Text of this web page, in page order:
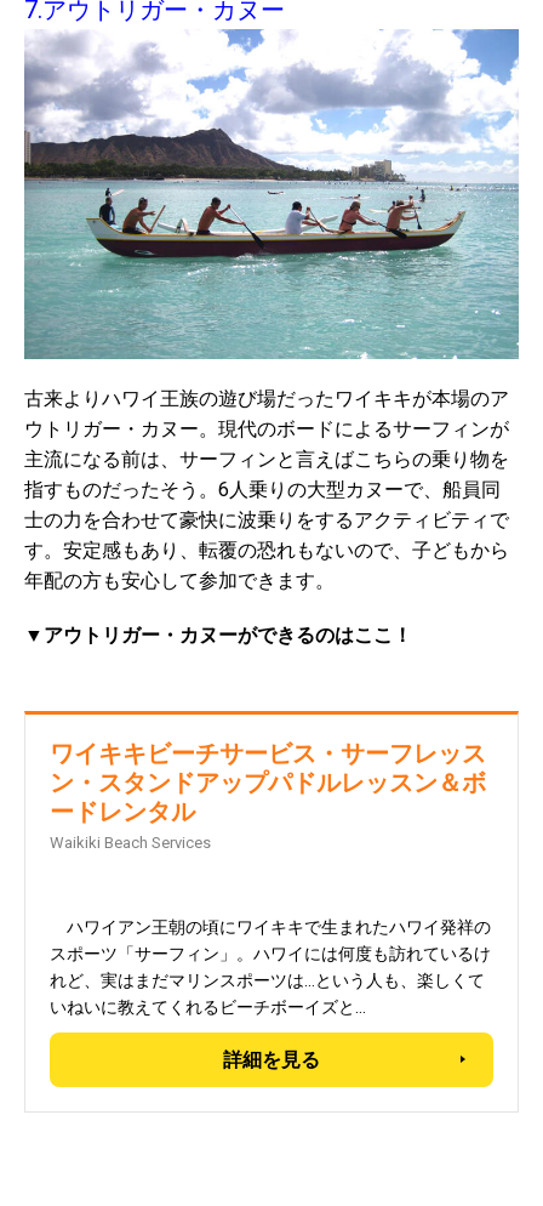
7.アウトリガー・カヌー
古来よりハワイ王族の遊び場だったワイキキが本場のア
ウトリガー・カヌー。現代のボードによるサーフィンが
主流になる前は、サーフィンと言えばこちらの乗り物を
指すものだったそう。6人乗りの大型カヌーで、船員同
士の力を合わせて豪快に波乗りをするアクティビティで
す。安定感もあり、転覆の恐れもないので、子どもから
年配の方も安心して参加できます。
▼アウトリガー・カヌーができるのはここ！
ワイキキビーチサービス・サーフレッス
ン・スタンドアップパドルレッスン＆ボ
ードレンタル
Waikiki Beach Services
ハワイアン王朝の頃にワイキキで生まれたハワイ発祥の
スポーツ「サーフィン」。ハワイには何度も訪れているけ
れど、実はまだマリンスポーツは…という人も、楽しくて
いねいに教えてくれるビーチボーイズと…
詳細を見る